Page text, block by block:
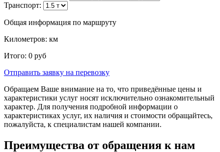
Транспорт:
Общая информация по маршруту
Километров: км
Итого: 0 руб
Отправить заявку на перевозку
Обращаем Ваше внимание на то, что приведённые цены и
характеристики услуг носят исключительно ознакомительный
характер. Для получения подробной информации о
характеристиках услуг, их наличия и стоимости обращайтесь,
пожалуйста, к специалистам нашей компании.
Преимущества от обращения к нам